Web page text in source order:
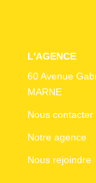
L'AGENCE
60 Avenue
MARNE
Nous contacter
Notre agence
Nous rejoindre